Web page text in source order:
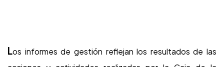
Los informes de gestión reflejan los resultados de las